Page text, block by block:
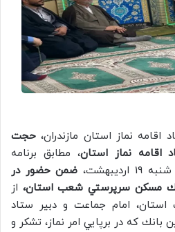
نماز استان مازندران، حجت
اقامه نماز استان، مطابق برنامه
ضمن حضور در
مسكن سرپرستي شعب استان، از
امام جماعت و دبير ستاد
بانك كه در برپايي امر نماز، تشكر و